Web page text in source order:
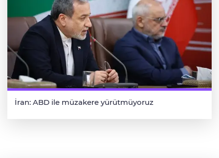
İran: ABD ile müzakere yürütmüyoruz